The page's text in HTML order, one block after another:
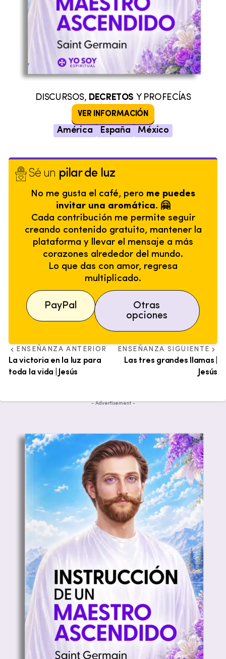
DISCURSOS, DECRETOS Y PROFECÍAS
VER INFORMACIÓN
América España México
Sé un pilar de luz
No me gusta el café, pero me puedes
invitar una aromática. 🤗
Cada contribución me permite seguir
creando contenido gratuito, mantener la
plataforma y llevar el mensaje a más
corazones alrededor del mundo.
Lo que das con amor, regresa
multiplicado.
PayPal
Otras
opciones
ENSEÑANZA ANTERIOR
La victoria en la luz para
toda la vida | Jesús
ENSEÑANZA SIGUIENTE
Las tres grandes llamas |
Jesús
- Advertisement -